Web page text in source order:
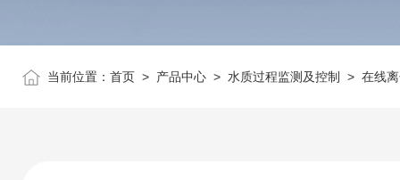
当前位置： 首页 > 产品中心 > 水质过程监测及控制 > 在线